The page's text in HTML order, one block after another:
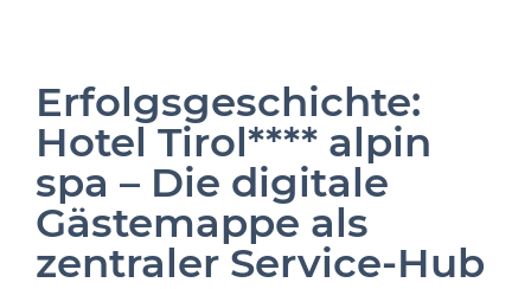
Erfolgsgeschichte:
Hotel Tirol**** alpin
spa – Die digitale
Gästemappe als
zentraler Service-Hub